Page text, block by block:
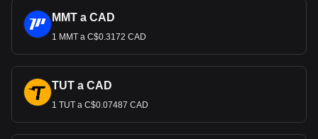
MMT a CAD
1 MMT a C$0.3172 CAD
TUT a CAD
1 TUT a C$0.07487 CAD